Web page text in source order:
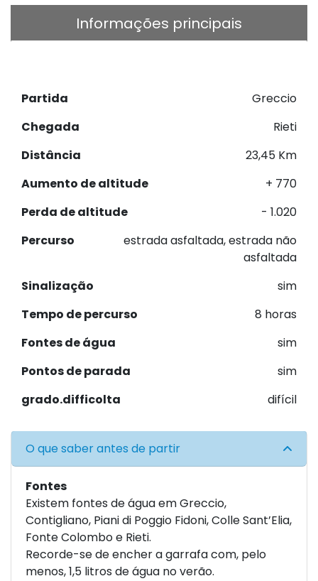
Informações principais
Partida
Greccio
Chegada
Rieti
Distância
23,45 Km
Aumento de altitude
+ 770
Perda de altitude
- 1.020
Percurso
estrada asfaltada, estrada não
asfaltada
Sinalização
sim
Tempo de percurso
8 horas
Fontes de água
sim
Pontos de parada
sim
grado.difficolta
difícil
O que saber antes de partir
Fontes
Existem fontes de água em Greccio,
Contigliano, Piani di Poggio Fidoni, Colle Sant’Elia,
Fonte Colombo e Rieti.
Recorde-se de encher a garrafa com, pelo
menos, 1,5 litros de água no verão.